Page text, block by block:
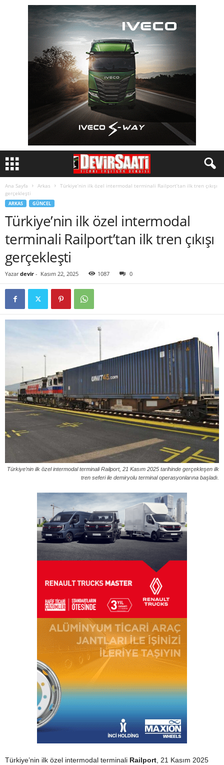
Ana Sayfa Arkas
Türkiye’nin ilk özel intermodal terminali Railport’tan ilk tren çıkışı
gerçekleşti
ARKAS GÜNCEL
Türkiye’nin ilk özel intermodal
terminali Railport’tan ilk tren çıkışı
gerçekleşti
Yazar devir - Kasım 22, 2025 1087 0
Türkiye’nin ilk özel intermodal terminali Railport, 21 Kasım 2025 tarihinde gerçekleşen ilk
tren seferi ile demiryolu terminal operasyonlarına başladı.
Türkiye’nin ilk özel intermodal terminali Railport, 21 Kasım 2025